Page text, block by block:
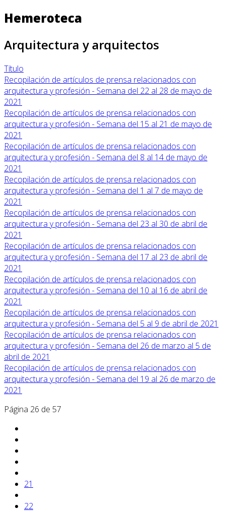
Hemeroteca
Arquitectura y arquitectos
Título
Recopilación de artículos de prensa relacionados con
arquitectura y profesión - Semana del 22 al 28 de mayo de
2021
Recopilación de artículos de prensa relacionados con
arquitectura y profesión - Semana del 15 al 21 de mayo de
2021
Recopilación de artículos de prensa relacionados con
arquitectura y profesión - Semana del 8 al 14 de mayo de
2021
Recopilación de artículos de prensa relacionados con
arquitectura y profesión - Semana del 1 al 7 de mayo de
2021
Recopilación de artículos de prensa relacionados con
arquitectura y profesión - Semana del 23 al 30 de abril de
2021
Recopilación de artículos de prensa relacionados con
arquitectura y profesión - Semana del 17 al 23 de abril de
2021
Recopilación de artículos de prensa relacionados con
arquitectura y profesión - Semana del 10 al 16 de abril de
2021
Recopilación de artículos de prensa relacionados con
arquitectura y profesión - Semana del 5 al 9 de abril de 2021
Recopilación de artículos de prensa relacionados con
arquitectura y profesión - Semana del 26 de marzo al 5 de
abril de 2021
Recopilación de artículos de prensa relacionados con
arquitectura y profesión - Semana del 19 al 26 de marzo de
2021
Página 26 de 57
21
22